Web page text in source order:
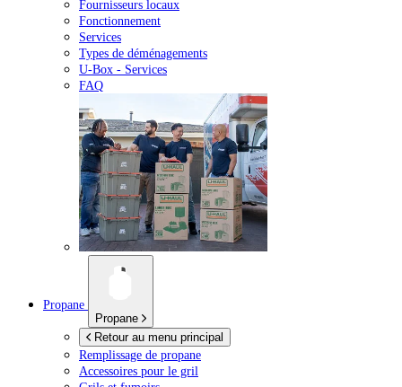
Fournisseurs locaux
Fonctionnement
Services
Types de déménagements
U-Box - Services
FAQ
Propane
Propane
Retour au menu principal
Remplissage de propane
Accessoires pour le gril